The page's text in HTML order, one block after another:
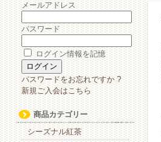
メールアドレス
パスワード
ログイン情報を記憶
パスワードをお忘れですか ?
新規ご入会はこちら
商品カテゴリー
シーズナル紅茶